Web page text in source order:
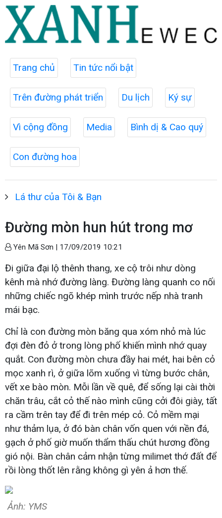
Trang chủ Tin tức nổi bật
Trên đường phát triển Du lịch Ký sự
Vì cộng đồng Media Bình dị & Cao quý
Con đường hoa
Lá thư của Tôi & Bạn
Đường mòn hun hút trong mơ
Yên Mã Sơn | 17/09/2019 10:21
Đi giữa đại lộ thênh thang, xe cộ trôi như dòng
kênh mà nhớ đường làng. Đường làng quanh co nối
những chiếc ngõ khép mình trước nếp nhà tranh
mái bạc.
Chỉ là con đường mòn băng qua xóm nhỏ mà lúc
đợi đèn đỏ ở trong lòng phố khiến mình nhớ quay
quắt. Con đường mòn chưa đầy hai mét, hai bên cỏ
mọc xanh rì, ở giữa lõm xuống vì từng bước chân,
vết xe bào mòn. Mỗi lần về quê, để sống lại cài thời
chăn trâu, cắt cỏ thế nào mình cũng cởi đôi giày, tất
ra cầm trên tay để đi trên mép cỏ. Cỏ mềm mại
như thảm lụa, ở đó bàn chân vốn quen với nền đá,
gạch ở phố giờ muốn thẩm thấu chút hương đồng
gió nội. Bàn chân cảm nhận từng milimet thớ đất để
rồi lòng thốt lên rằng không gì yên ả hơn thế.
Ảnh: YMS